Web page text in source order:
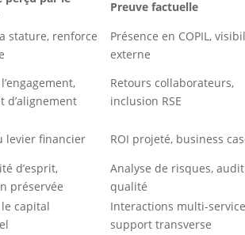
Preuve factuelle
stature, renforce
Présence en COPIL,
externe
d’alignement
Retours collaborateurs,
inclusion RSE
levier financier
ROI projeté, business
d’esprit,
préservée
Analyse de risques, audit
qualité
capital
Interactions multi-
support transverse